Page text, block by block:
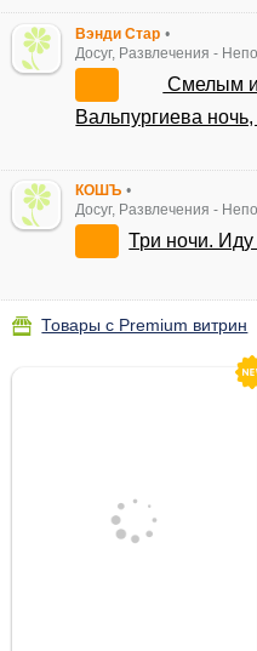
Вэнди Стар •
Досуг, Развлечения -
Смелым и
Вальпургиева
КОШЪ •
Досуг, Развлечения -
Три ночи.
Товары с Premium витрин